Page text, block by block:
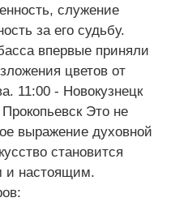
служение
за его судьбу.
впервые приняли
цветов от
11:00 - Новокузнецк
Это не
выражение духовной
становится
настоящим.